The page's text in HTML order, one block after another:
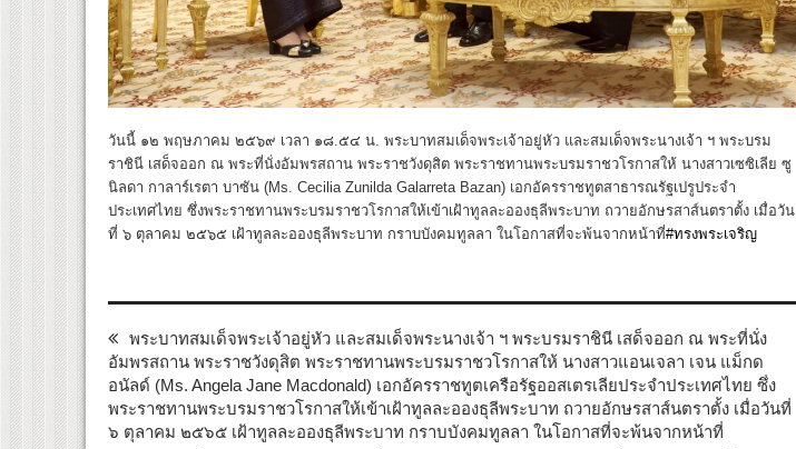
วันนี้ ๑๒ พฤษภาคม ๒๕๖๙ เวลา ๑๘.๕๔ น. พระบาทสมเด็จพระเจ้าอยู่หัว และสมเด็จพระนางเจ้า ฯ พระบรม
ราชินี เสด็จออก ณ พระที่นั่งอัมพรสถาน พระราชวังดุสิต พระราชทานพระบรมราชวโรกาสให้ นางสาวเซซิเลีย ซู
นิลดา กาลาร์เรตา บาซัน (Ms. Cecilia Zunilda Galarreta Bazan) เอกอัครราชทูตสาธารณรัฐเปรูประจำ
ประเทศไทย ซึ่งพระราชทานพระบรมราชวโรกาสให้เข้าเฝ้าทูลละอองธุลีพระบาท ถวายอักษรสาส์นตราตั้ง เมื่อวัน
ที่ ๖ ตุลาคม ๒๕๖๕ เฝ้าทูลละอองธุลีพระบาท กราบบังคมทูลลา ในโอกาสที่จะพ้นจากหน้าที่#ทรงพระเจริญ
พระบาทสมเด็จพระเจ้าอยู่หัว และสมเด็จพระนางเจ้า ฯ พระบรมราชินี เสด็จออก ณ พระที่นั่ง
อัมพรสถาน พระราชวังดุสิต พระราชทานพระบรมราชวโรกาสให้ นางสาวแอนเจลา เจน แม็กด
อนัลด์ (Ms. Angela Jane Macdonald) เอกอัครราชทูตเครือรัฐออสเตรเลียประจำประเทศไทย ซึ่ง
พระราชทานพระบรมราชวโรกาสให้เข้าเฝ้าทูลละอองธุลีพระบาท ถวายอักษรสาส์นตราตั้ง เมื่อวันที่
๖ ตุลาคม ๒๕๖๕ เฝ้าทูลละอองธุลีพระบาท กราบบังคมทูลลา ในโอกาสที่จะพ้นจากหน้าที่